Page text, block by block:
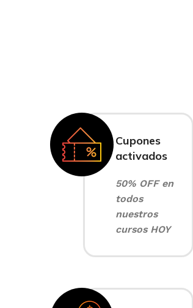
Cupones
activados
50% OFF en
todos
nuestros
cursos HOY